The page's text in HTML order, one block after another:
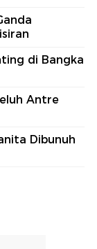
di Bangka
Antre
Dibunuh